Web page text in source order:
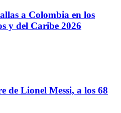
a Colombia en los
y del Caribe 2026
de Lionel Messi, a los 68